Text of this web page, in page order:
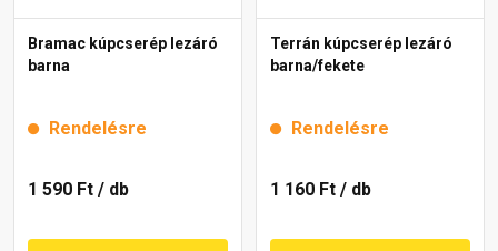
Bramac kúpcserép lezáró
barna
Rendelésre
1 590 Ft / db
Terrán kúpcserép lezáró
barna/fekete
Rendelésre
1 160 Ft / db